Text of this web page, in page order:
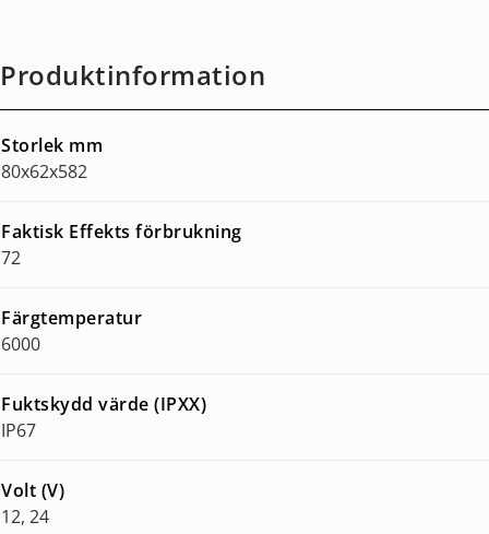
Produktinformation
Storlek mm
80x62x582
Faktisk Effekts förbrukning
72
Färgtemperatur
6000
Fuktskydd värde (IPXX)
IP67
Volt (V)
12, 24